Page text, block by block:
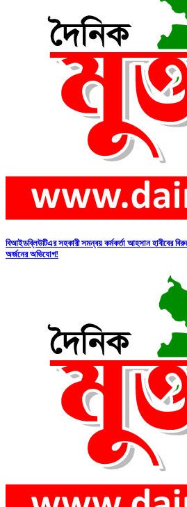
বিআইডব্লিউটিএর সহকারী সমন্বয় কর্মকর্তা আহসান হাবীবের
অর্জনের অভিযোগ!